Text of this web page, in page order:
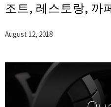
조트, 레스토랑, 까
August 12, 2018